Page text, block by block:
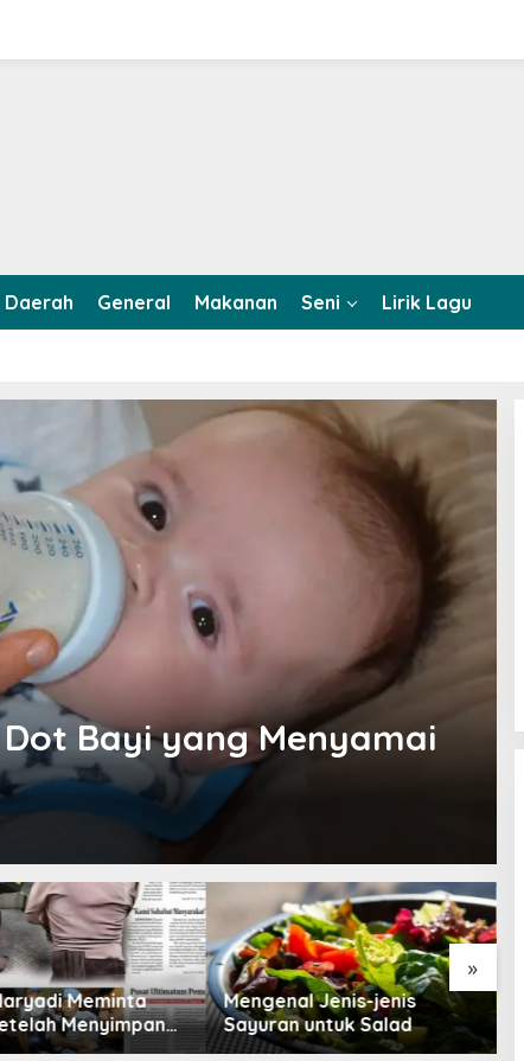
Daerah General Makanan Seni Lirik Lagu
Bayi yang Menyamai
»
Meminta
Menyimpan
Selama 10 Tahun
Mengenal Jenis-jenis
Sayuran untuk Salad